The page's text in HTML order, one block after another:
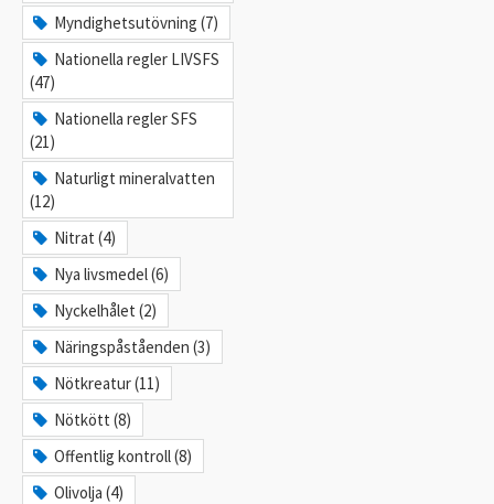
Myndighetsutövning (7)
Nationella regler LIVSFS
(47)
Nationella regler SFS
(21)
Naturligt mineralvatten
(12)
Nitrat (4)
Nya livsmedel (6)
Nyckelhålet (2)
Näringspåståenden (3)
Nötkreatur (11)
Nötkött (8)
Offentlig kontroll (8)
Olivolja (4)